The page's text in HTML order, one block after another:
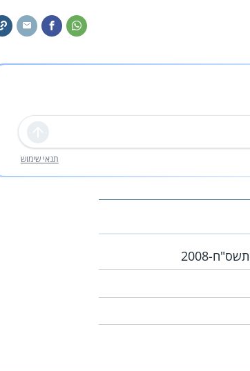
שליחה
תנאי שימוש